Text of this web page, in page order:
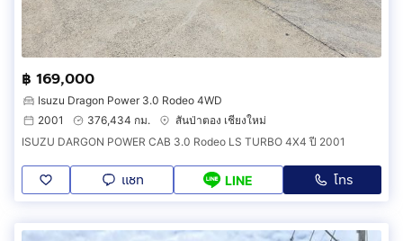
฿ 169,000
Isuzu Dragon Power 3.0 Rodeo 4WD
2001
376,434 กม.
สันป่าตอง เชียงใหม่
ISUZU DARGON POWER CAB 3.0 Rodeo LS TURBO 4X4 ปี 2001
แชท LINE โทร